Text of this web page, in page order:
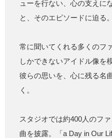
ューを行ない、心の支えに
と、そのエピソードに迫る。
常に聞いてくれる多くのフ
しかできないアイドル像を
彼らの思いを、心に残る名
く。
スタジオでは約400人のフ
曲を披露。「a Day in Our